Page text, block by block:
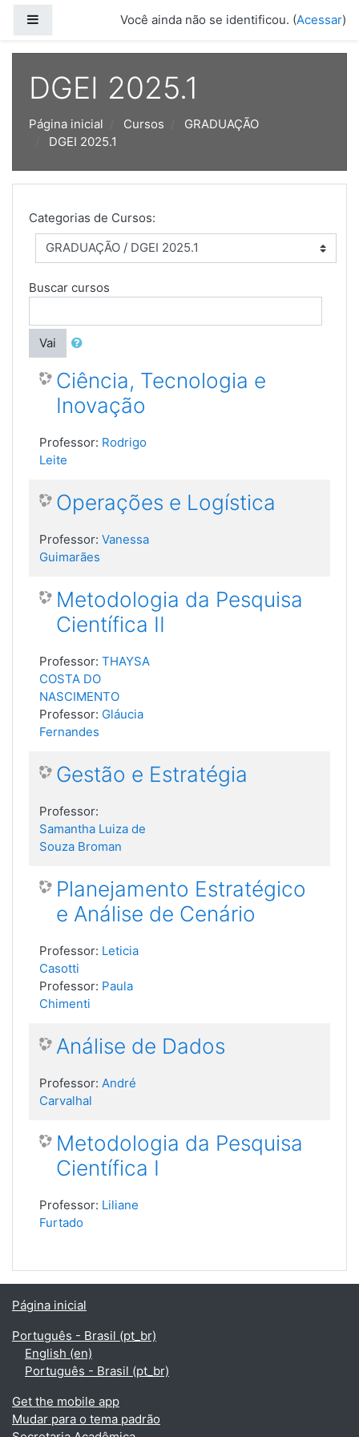
Você ainda não se identificou. (Acessar)
DGEI 2025.1
Página inicial Cursos
GRADUAÇÃO
DGEI 2025.1
Categorias de Cursos:
Buscar cursos
Vai
Ciência, Tecnologia e
Inovação
Professor: Rodrigo
Leite
Operações e Logística
Professor: Vanessa
Guimarães
Metodologia da Pesquisa
Científica II
Professor: THAYSA
COSTA DO
NASCIMENTO
Professor: Gláucia
Fernandes
Gestão e Estratégia
Professor:
Samantha Luiza de
Souza Broman
Planejamento Estratégico
e Análise de Cenário
Professor: Leticia
Casotti
Professor: Paula
Chimenti
Análise de Dados
Professor: André
Carvalhal
Metodologia da Pesquisa
Científica I
Professor: Liliane
Furtado
Página inicial
Português - Brasil ‎(pt_br)‎
English ‎(en)‎
Português - Brasil ‎(pt_br)‎
Get the mobile app
Mudar para o tema padrão